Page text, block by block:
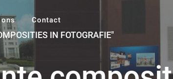
ons Contact
IN FOTOGRAFIE"